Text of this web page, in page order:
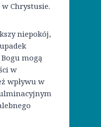
Chrystusie.
niepokój,
mogą
w
wpływu w